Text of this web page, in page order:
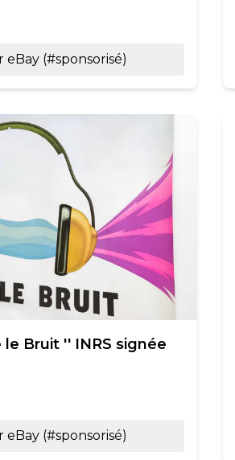
eBay (#sponsorisé)
Bruit '' INRS signée
eBay (#sponsorisé)